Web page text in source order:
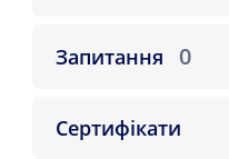
Запитання 0
Сертифікати